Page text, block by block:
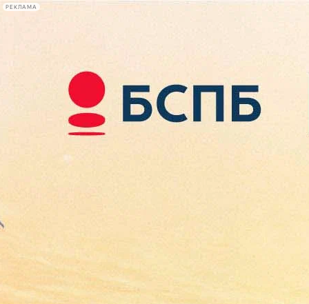
РЕКЛАМА
Сегодня:
2026.08.07
12:44
Афиша Plus